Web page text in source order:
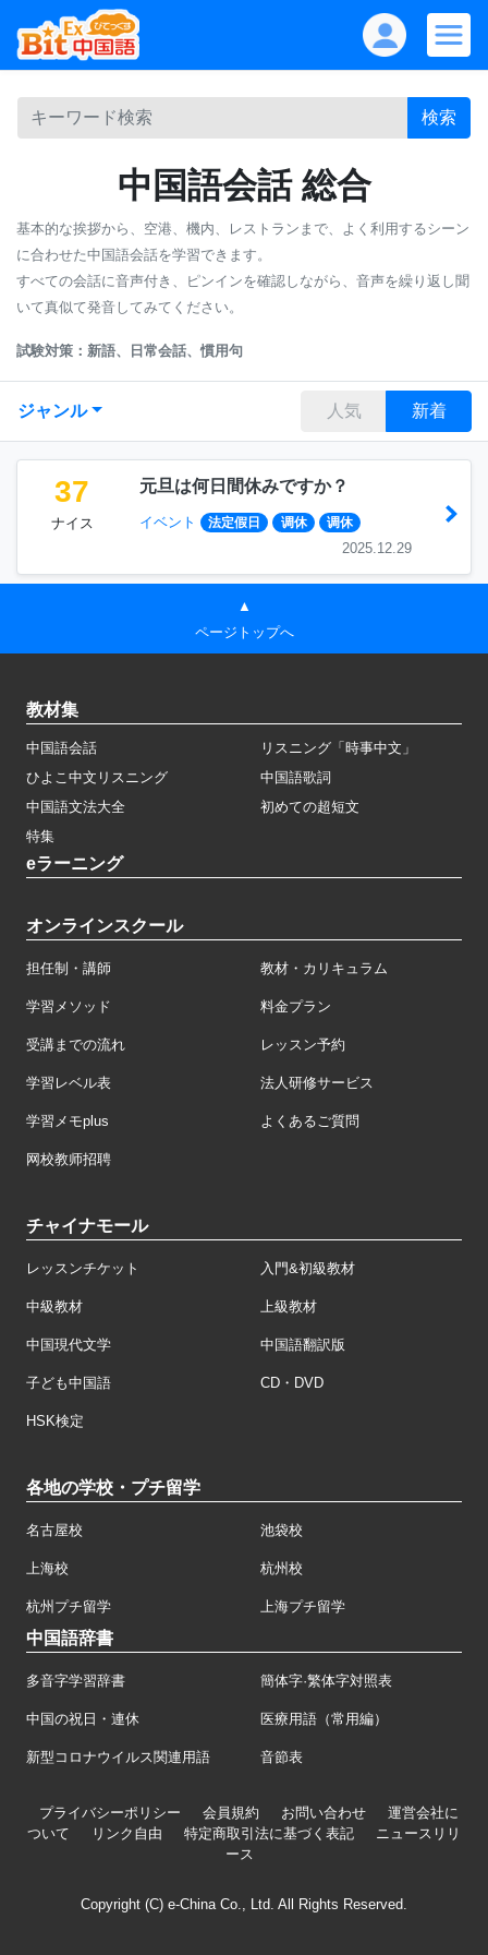
検索
中国語会話 総合
基本的な挨拶から、空港、機内、レストランまで、よく利用するシーン
に合わせた中国語会話を学習できます。
すべての会話に音声付き、ピンインを確認しながら、音声を繰り返し聞
いて真似て発音してみてください。
試験対策：新語、日常会話、慣用句
ジャンル 人気 新着
37
ナイス
元旦は何日間休みですか？
イベント 法定假日 调休 调休
2025.12.29
▲
ページトップへ
教材集
中国語会話
リスニング「時事中文」
ひよこ中文リスニング
中国語歌詞
中国語文法大全
初めての超短文
特集
eラーニング
オンラインスクール
担任制・講師 教材・カリキュラム
学習メソッド 料金プラン
受講までの流れ レッスン予約
学習レベル表 法人研修サービス
学習メモplus よくあるご質問
网校教师招聘
チャイナモール
レッスンチケット 入門&初級教材
中級教材 上級教材
中国現代文学 中国語翻訳版
子ども中国語 CD・DVD
HSK検定
各地の学校・プチ留学
名古屋校 池袋校
上海校 杭州校
杭州プチ留学 上海プチ留学
中国語辞書
多音字学習辞書 簡体字·繁体字対照表
中国の祝日・連休 医療用語（常用編）
新型コロナウイルス関連用語 音節表
プライバシーポリシー 会員規約 お問い合わせ
運営会社に
ついて
リンク自由 特定商取引法に基づく表記
ニュースリリ
ース
Copyright (C) e-China Co., Ltd. All Rights Reserved.